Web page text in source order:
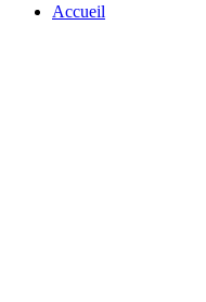
Accueil